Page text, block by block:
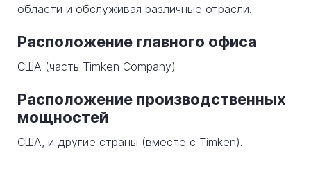
области и обслуживая различные отрасли.
Расположение главного офиса
США (часть Timken Company)
Расположение производственных
мощностей
США, и другие страны (вместе с Timken).